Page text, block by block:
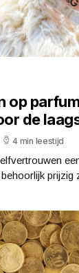
op
de
4 min leestijd
prijzig